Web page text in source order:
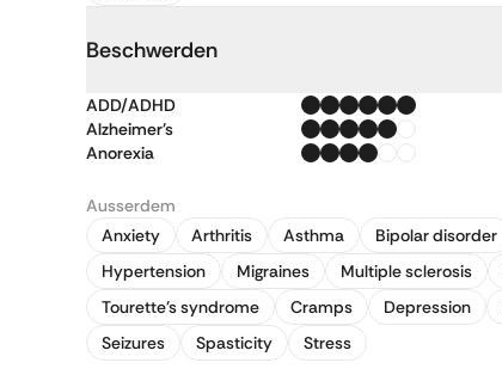
Beschwerden
ADD/ADHD
Alzheimer's
Anorexia
Ausserdem
Anxiety
Arthritis Asthma Bipolar disorder
Hypertension
Migraines Multiple sclerosis
Tourette's syndrome
Cramps Depression
Seizures
Spasticity Stress